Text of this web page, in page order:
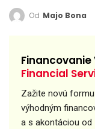
Od Majo Bona
Financovanie
Financial
Zažite novú
výhodným
a s akontáciou od